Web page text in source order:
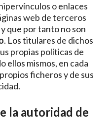
o enlaces
web de terceros
y que por tanto no son
. Los titulares de dichos
propias políticas de
ellos mismos, en cada
ficheros y de sus
la autoridad de